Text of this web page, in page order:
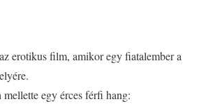
erotikus film, amikor egy fiatalember a
egy érces férfi hang: